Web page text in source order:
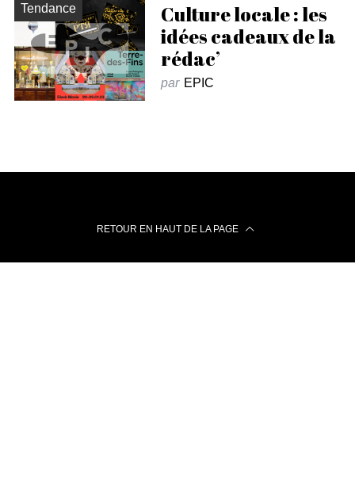
Tendance
Culture locale : les
idées cadeaux de la
rédac’
par EPIC
RETOUR EN HAUT DE LA PAGE